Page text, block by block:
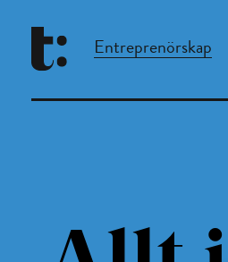
Entreprenörskap